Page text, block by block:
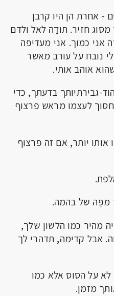
- אחרת הן היו קרבן
חזיר. תודָה לאל ולדם
אני כמוך. אני מעדיפה
נובח על עורב מאשר
אוהב אותי.
גבירתיותך בדעתך, כדי
לעצמו מראש פרצוף
יותר, אם זה פרצוף
מפֶּה של בהמה.
מהיר כמו הלשון שלך,
אבל קדימה, תדהרי לך
על הסוס אלא כמו
מזמן.